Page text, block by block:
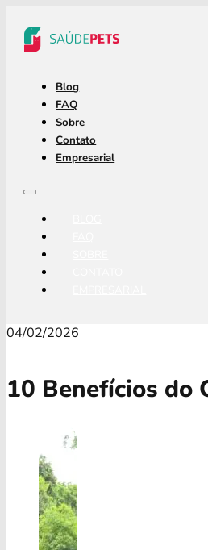
Blog
FAQ
Sobre
Contato
Empresarial
04/02/2026
10 Benefícios do